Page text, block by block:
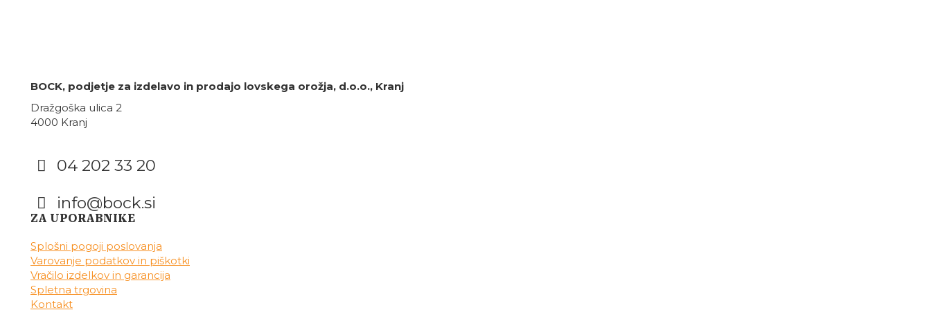
BOCK, podjetje za izdelavo in prodajo lovskega orožja, d.o.o., Kranj
Dražgoška ulica 2
4000 Kranj
04 202 33 20
info@bock.si
Facebook
Instagram
ZA UPORABNIKE
Splošni pogoji poslovanja
Varovanje podatkov in piškotki
Vračilo izdelkov in garancija
Spletna trgovina
Kontakt